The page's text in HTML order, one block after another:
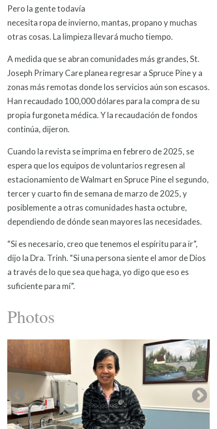
Pero la gente todavía
necesita ropa de invierno, mantas, propano y muchas
otras cosas. La limpieza llevará mucho tiempo.
A medida que se abran comunidades más grandes, St.
Joseph Primary Care planea regresar a Spruce Pine y a
zonas más remotas donde los servicios aún son escasos.
Han recaudado 100,000 dólares para la compra de su
propia furgoneta médica. Y la recaudación de fondos
continúa, dijeron.
Cuando la revista se imprima en febrero de 2025, se
espera que los equipos de voluntarios regresen al
estacionamiento de Walmart en Spruce Pine el segundo,
tercer y cuarto fin de semana de marzo de 2025, y
posiblemente a otras comunidades hasta octubre,
dependiendo de dónde sean mayores las necesidades.
“Si es necesario, creo que tenemos el espíritu para ir”,
dijo la Dra. Trinh. “Si una persona siente el amor de Dios
a través de lo que sea que haga, yo digo que eso es
suficiente para mí”.
Photos